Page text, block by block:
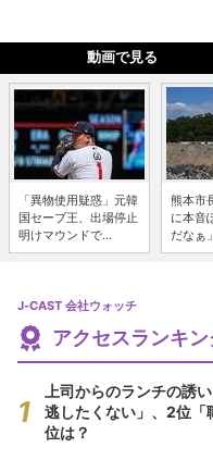
動画で見る
「異物使用疑惑」元韓
国セーブ王、出場停止
明けマウンドで...
熊本市
に本音
だなぁ
J-CAST 会社ウォッチ
アクセスランキン
上司からのランチの
逃したくない」、2位「
位は？